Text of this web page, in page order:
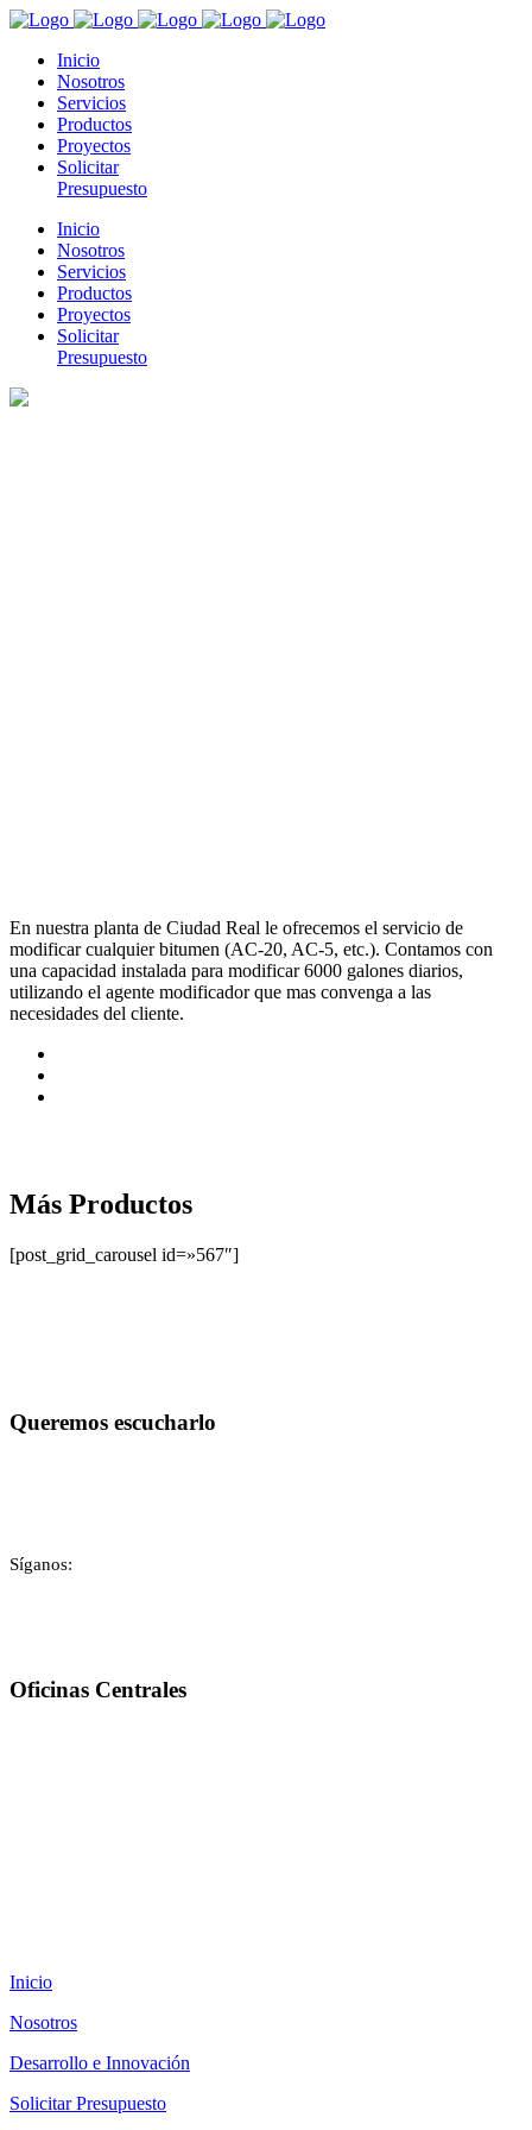
Inicio
Nosotros
Servicios
Productos
Proyectos
Solicitar
Presupuesto
Inicio
Nosotros
Servicios
Productos
Proyectos
Solicitar
Presupuesto
En nuestra planta de Ciudad Real le ofrecemos el servicio de
modificar cualquier bitumen (AC-20, AC-5, etc.). Contamos con
una capacidad instalada para modificar 6000 galones diarios,
utilizando el agente modificador que mas convenga a las
necesidades del cliente.
Más Productos
[post_grid_carousel id=»567″]
Queremos escucharlo
Síganos:
Oficinas Centrales
Inicio
Nosotros
Desarrollo e Innovación
Solicitar Presupuesto